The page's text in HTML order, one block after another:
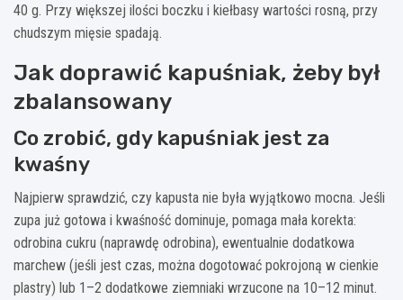
40 g. Przy większej ilości boczku i kiełbasy wartości rosną, przy
chudszym mięsie spadają.
Jak doprawić kapuśniak, żeby był
zbalansowany
Co zrobić, gdy kapuśniak jest za
kwaśny
Najpierw sprawdzić, czy kapusta nie była wyjątkowo mocna. Jeśli
zupa już gotowa i kwaśność dominuje, pomaga mała korekta:
odrobina cukru (naprawdę odrobina), ewentualnie dodatkowa
marchew (jeśli jest czas, można dogotować pokrojoną w cienkie
plastry) lub 1–2 dodatkowe ziemniaki wrzucone na 10–12 minut.